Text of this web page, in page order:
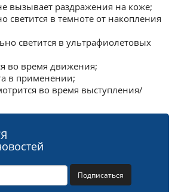
вызывает раздражения на коже;
светится в темноте от накопления
светится в ультрафиолетовых
во время движения;
в применении;
во время выступления/
Подписаться